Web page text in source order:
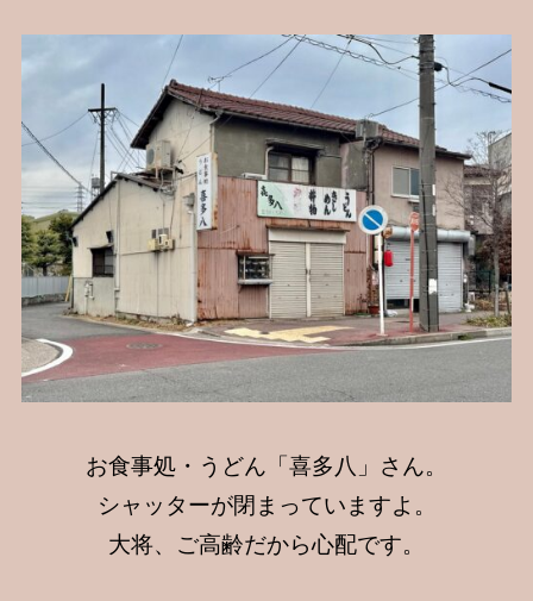
お食事処・うどん「喜多八」さん。
シャッターが閉まっていますよ。
大将、ご高齢だから心配です。